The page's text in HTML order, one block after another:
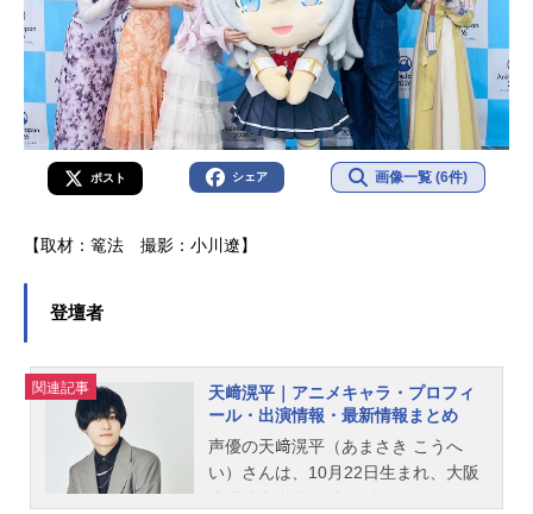
ポスト シェア 画像一覧 (6件)
【取材：篭法 撮影：小川遼】
登壇者
関連記事
天﨑滉平｜アニメキャラ・プロフィ
ール・出演情報・最新情報まとめ
声優の天﨑滉平（あまさき こうへ
い）さんは、10月22日生まれ、大阪